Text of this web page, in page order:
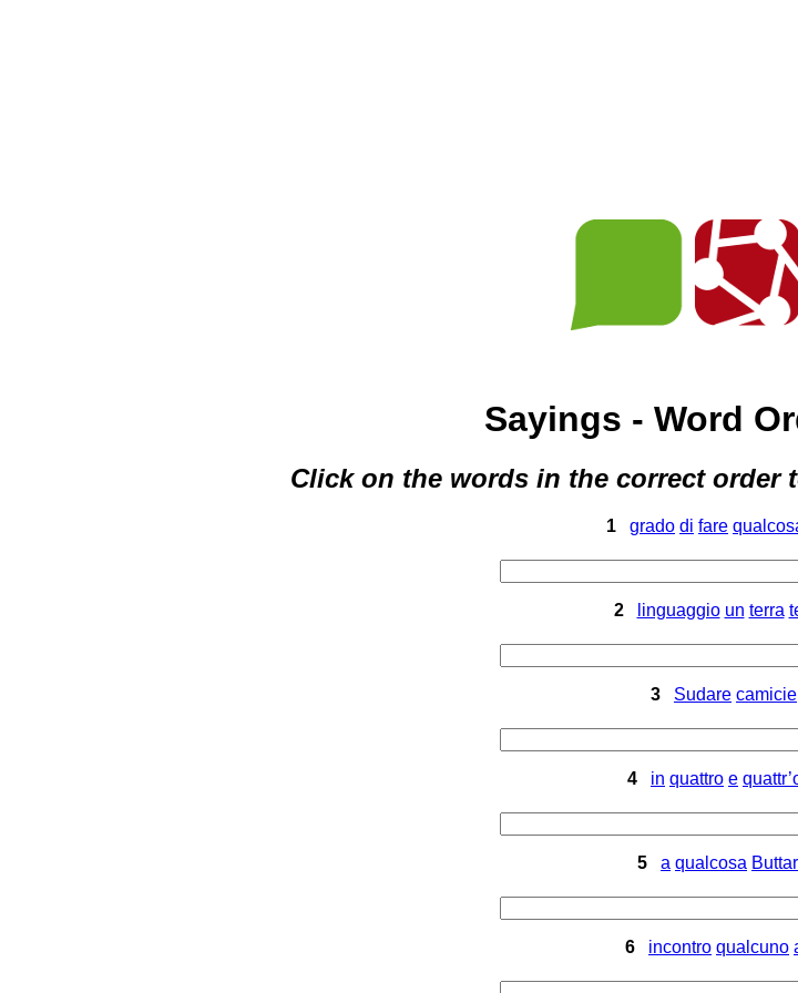
Sayings - Word
Click on the words in the correct order
1 grado di fare
2 linguaggio un terra
3 Sudare camicie
4 in quattro e
5 a qualcosa
6 incontro qualcuno